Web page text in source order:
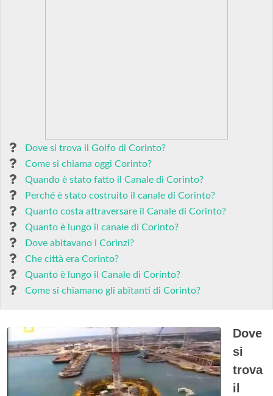
Dove si trova il Golfo di Corinto?
Come si chiama oggi Corinto?
Quando è stato fatto il Canale di Corinto?
Perché è stato costruito il canale di Corinto?
Quanto costa attraversare il Canale di Corinto?
Quanto è lungo il canale di Corinto?
Dove abitavano i Corinzi?
Che città era Corinto?
Quanto è lungo il Canale di Corinto?
Come si chiamano gli abitanti di Corinto?
Dove
si
trova
il